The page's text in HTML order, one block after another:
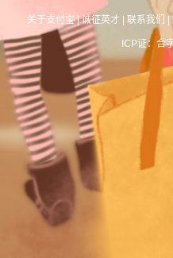
关于支付宝|诚征英才 联系我们
ICP证：合